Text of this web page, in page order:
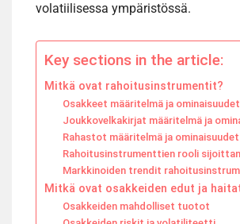
volatiilisessa ympäristössä.
Key sections in the article:
Mitkä ovat rahoitusinstrumentit?
Osakkeet määritelmä ja ominaisuudet
Joukkovelkakirjat määritelmä ja
Rahastot määritelmä ja ominaisuudet
Rahoitusinstrumenttien rooli
Markkinoiden trendit
Mitkä ovat osakkeiden edut ja
Osakkeiden mahdolliset tuotot